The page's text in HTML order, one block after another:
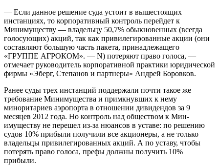
— Если данное решение суда устоит в вышестоящих
инстанциях, то корпоративный контроль перейдет к
Минимуществу — владельцу 50,7% обыкновенных (всегда
голосующих) акций, так как привилегированные акции (они
составляют большую часть пакета, принадлежащего
«ГРУППЕ АГРОКОМ». — N) потеряют право голоса, —
отмечает руководитель корпоративной практики юридичес­кой
фирмы «Эберг, Степанов и парт­неры» Андрей Боровков.
Ранее суды трех инстанций поддержали почти такое же
требование Минимущества и примкнувших к нему
миноритариев аэропорта в отношении дивидендов за 9
месяцев 2012 года. Но контроль над обществом к Мин­
имуществу не перешел из-за нюансов в уставе: по решению
судов 10% прибыли получили все акционеры, а не только
владельцы привилегированных акций. А по уставу, чтобы
потерять право голоса, префы должны получить 10%
прибыли.